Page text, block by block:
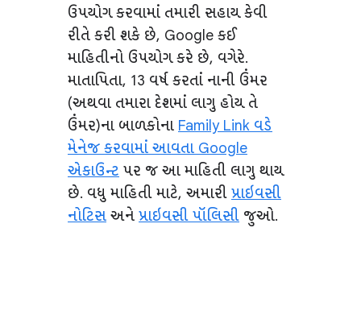
ઉપયોગ કરવામાં તમારી સહાય કેવી
રીતે કરી શકે છે, Google કઈ
માહિતીનો ઉપયોગ કરે છે, વગેરે.
માતાપિતા, 13 વર્ષ કરતાં નાની ઉંમર
(અથવા તમારા દેશમાં લાગુ હોય તે
ઉંમર)ના બાળકોના Family Link વડે
મેનેજ કરવામાં આવતા Google
એકાઉન્ટ પર જ આ માહિતી લાગુ થાય
છે. વધુ માહિતી માટે, અમારી પ્રાઇવસી
નોટિસ અને પ્રાઇવસી પૉલિસી જુઓ.